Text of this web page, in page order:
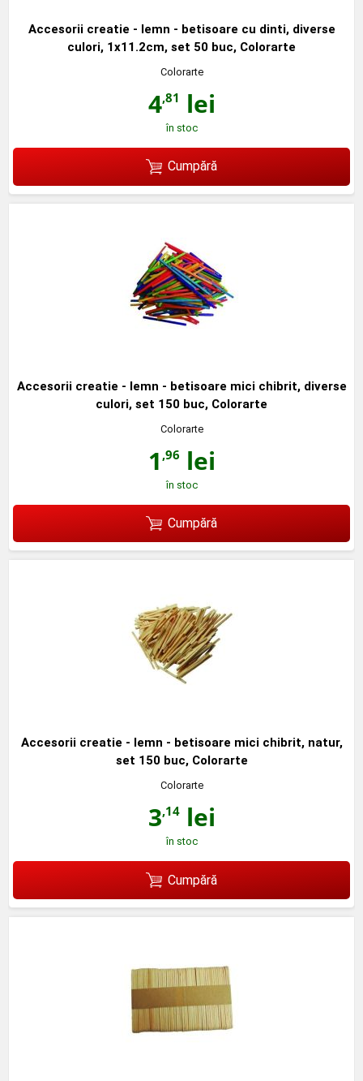
Accesorii creatie - lemn - betisoare cu dinti, diverse
culori, 1x11.2cm, set 50 buc, Colorarte
Colorarte
4,81 lei
în stoc
Cumpără
Accesorii creatie - lemn - betisoare mici chibrit, diverse
culori, set 150 buc, Colorarte
Colorarte
1 ,96 lei
în stoc
Cumpără
Accesorii creatie - lemn - betisoare mici chibrit, natur,
set 150 buc, Colorarte
Colorarte
3,14lei
în stoc
Cumpără